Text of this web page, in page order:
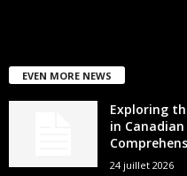
EVEN MORE NEWS
Exploring
in
24 juillet 2026